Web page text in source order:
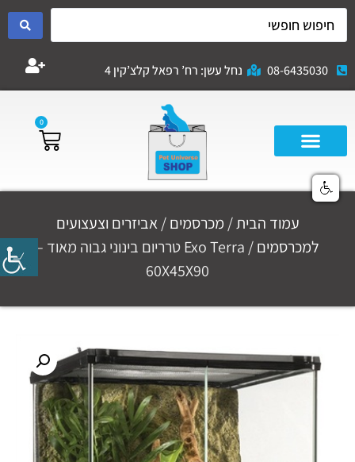
08-6435030 נחל עשן: רח’ רפאל קלצ’קין 4
0
עמוד הבית/ מכרסמים/אביזרים וצעצועים
למכרסמים
/ Exo Terra טרריום בינוני גבוה מאוד –
60X45X90